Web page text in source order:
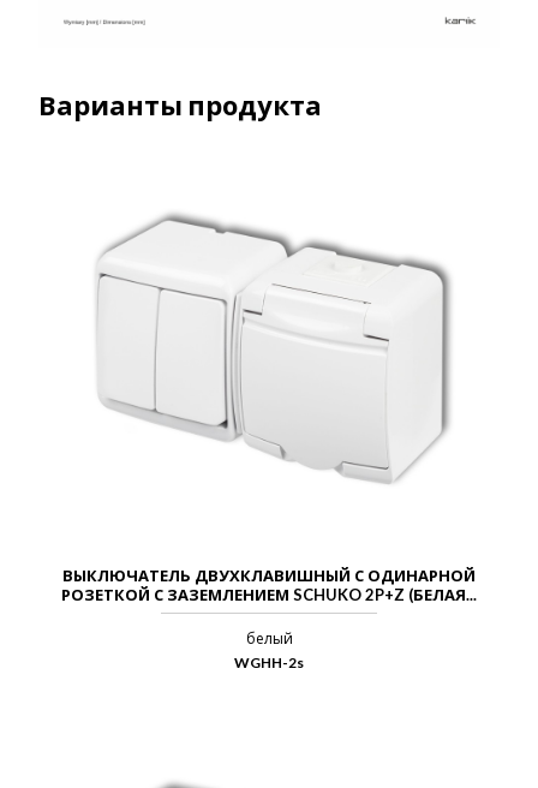
Варианты продукта
ВЫКЛЮЧАТЕЛЬ ДВУХКЛАВИШНЫЙ С ОДИНАРНОЙ
РОЗЕТКОЙ С ЗАЗЕМЛЕНИЕМ SCHUKO 2P+Z (БЕЛАЯ...
белый
WGHH-2s